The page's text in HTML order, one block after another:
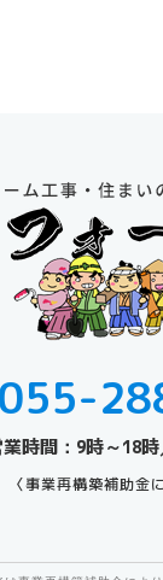
055-
業時間：9時～18時
〈事業再構築補助金